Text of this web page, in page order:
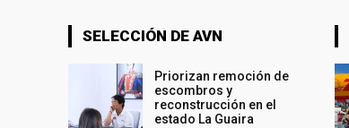
SELECCIÓN DE AVN
Priorizan remoción de
escombros y
reconstrucción en el
estado La Guaira